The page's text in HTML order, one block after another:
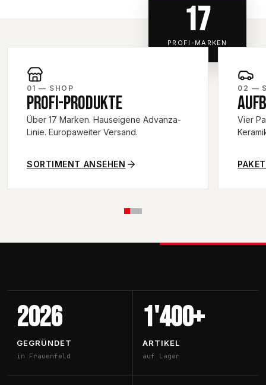
17
PROFI-MARKEN
01 — SHOP
PROFI-PRODUKTE
Über 17 Marken. Hauseigene Advanza-
Linie. Europaweiter Versand.
SORTIMENT ANSEHEN
02 —
Vier
2026
GEGRÜNDET
in Frauenfeld
1'400+
ARTIKEL
auf Lager